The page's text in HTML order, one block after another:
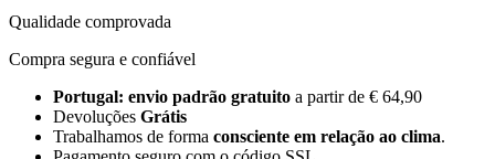
Qualidade comprovada
Compra segura e confiável
Portugal: envio padrão gratuito a partir de € 64,90
Devoluções Grátis
Trabalhamos de forma consciente em relação ao clima.